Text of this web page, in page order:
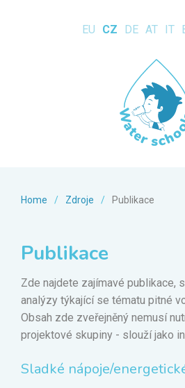
EU CZ DE AT IT
Home / Zdroje / Publikace
Publikace
Zde najdete zajímavé publikace,
analýzy týkající se tématu pitné
Obsah zde zveřejněný nemusí
projektové skupiny - slouží jako
Sladké nápoje/